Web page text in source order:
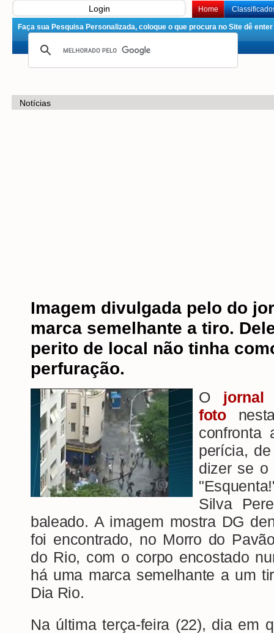
Login Home
Faça sua Pesquisa Personalizada, coloque o que procura no Site dê
Notícias
Imagem divulgada pelo do
marca semelhante a tiro.
perito de local não tinha
perfuração.
O
foto
confronta
perícia,
dizer se o
Silva
baleado. A imagem mostra DG
foi encontrado, no Morro do
do Rio, com o corpo encostado
há uma marca semelhante a um
Dia Rio.
Na última terça-feira (22), dia em